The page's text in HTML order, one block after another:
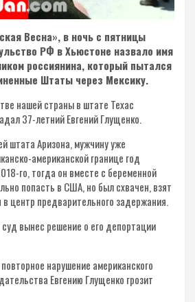
Весна», в ночь с пятницы
РФ в Хьюстоне назвало имя
россиянина, который пытался
Штаты через Мексику.
нашей страны в штате Техас
37-летний Евгений Глущенко.
штата Аризона, мужчину уже
американской границе год
го, тогда он вместе с беременной
попасть в США, но был схвачен, взят
центр предварительного задержания.
вынес решение о его депортации
нарушение американского
Евгению Глущенко грозит